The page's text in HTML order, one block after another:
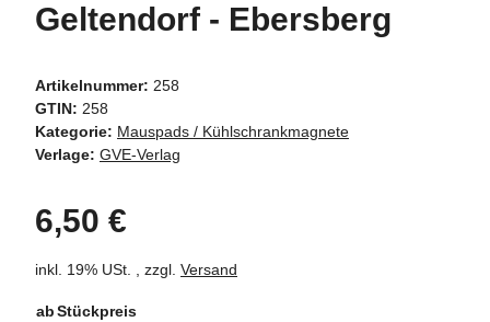
Geltendorf - Ebersberg
Artikelnummer: 258
GTIN: 258
Kategorie: Mauspads / Kühlschrankmagnete
Verlage: GVE-Verlag
6,50 €
inkl. 19% USt. , zzgl. Versand
abStückpreis